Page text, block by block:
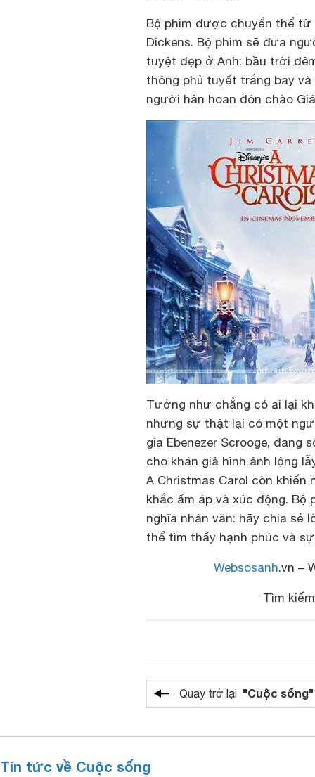
Bộ phim được chuyển thể từ
Dickens. Bộ phim sẽ đưa
tuyệt đẹp ở Anh: bầu trời
thông phủ tuyết trắng bay
người hân hoan đón chào
Tưởng như chẳng có ai lại
nhưng sự thật lại có một
gia Ebenezer Scrooge, đang
cho khán giả hình ảnh lộng
A Christmas Carol còn
khắc ấm áp và xúc động.
nghĩa nhân văn: hãy chia
thể tìm thấy hạnh phúc và
Websosanh.vn –
Tìm
Quay trở lại "Cuộc sống"
Tin tức về Cuộc sống